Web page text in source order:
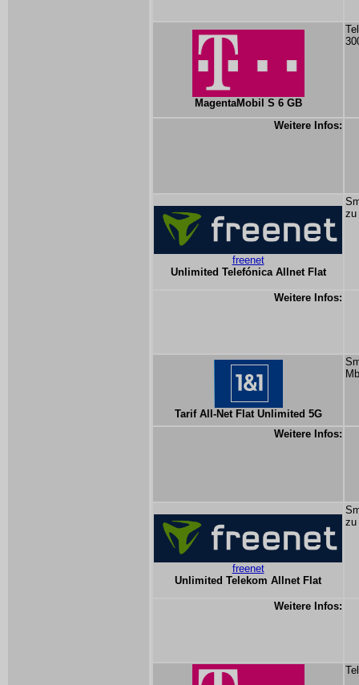
MagentaMobil S 6 GB
Weitere Infos:
freenet
Unlimited Telefónica Allnet Flat
zu
Weitere Infos:
Tarif All-Net Flat Unlimited 5G
Weitere Infos:
freenet
Unlimited Telekom Allnet Flat
zu
Weitere Infos: